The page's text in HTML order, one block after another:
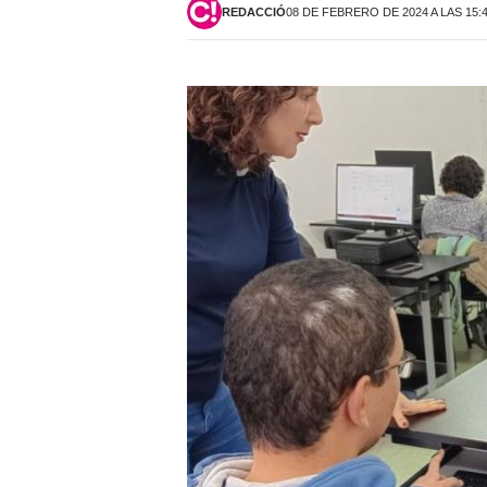
REDACCIÓ08 DE FEBRERO DE 2024 A LAS